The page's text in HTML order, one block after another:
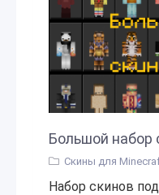
Большой набор
Скины для
Набор скинов